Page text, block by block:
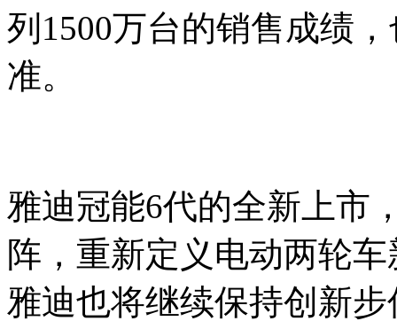
列1500万台的销售成绩
准。
雅迪冠能6代的全新上市
阵，重新定义电动两轮
雅迪也将继续保持创新